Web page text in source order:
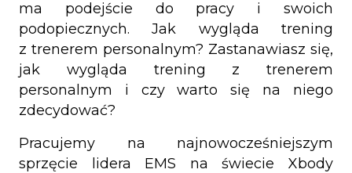
ma podejście do pracy i swoich
podopiecznych. Jak wygląda trening
z trenerem personalnym? Zastanawiasz się,
jak wygląda trening z trenerem
personalnym i czy warto się na niego
zdecydować?
Pracujemy na najnowocześniejszym
sprzęcie lidera EMS na świecie Xbody